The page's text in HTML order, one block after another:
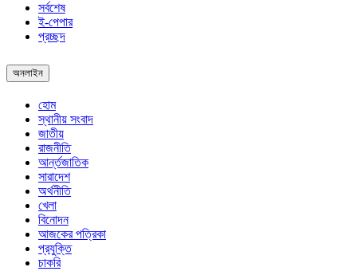
সর্বশেষ
ই-পেপার
প্রচ্ছদ
অনলাইন
হোম
স্থানীয় সংবাদ
জাতীয়
রাজনীতি
আর্ন্তজাতিক
সারাদেশ
অর্থনীতি
খেলা
বিনোদন
আজকের পত্রিকা
প্রযুক্তি
চাকরি